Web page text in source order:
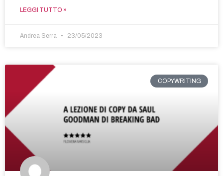
LEGGI TUTTO »
Andrea Serra 23/05/2023
COPYWRITING